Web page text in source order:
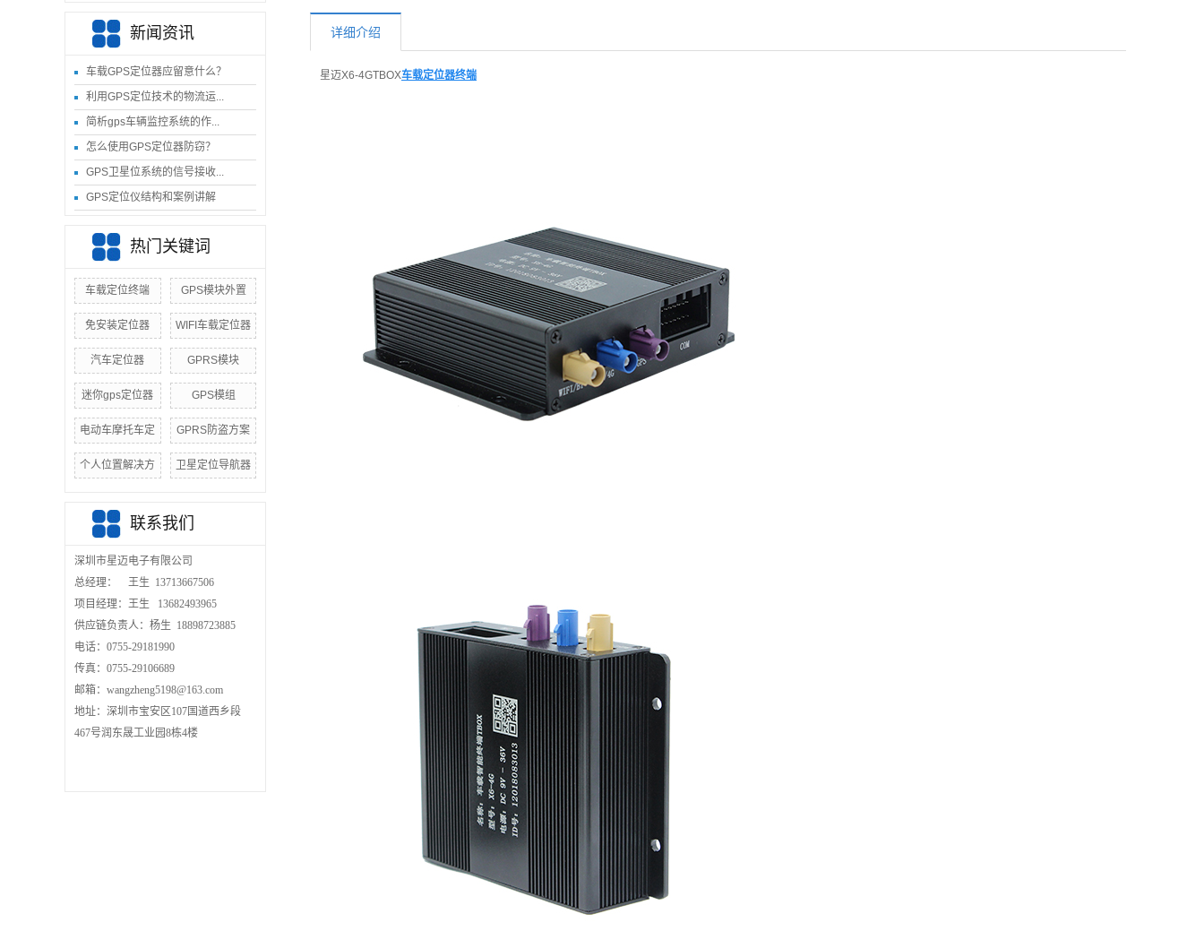
新闻资讯
车载GPS定位器应留意什么？
利用GPS定位技术的物流运...
简析gps车辆监控系统的作...
怎么使用GPS定位器防窃？
GPS卫星位系统的信号接收...
GPS定位仪结构和案例讲解
热门关键词
车载定位终端 GPS模块外置
免安装定位器 WIFI车载定位器
汽车定位器 GPRS模块
迷你gps定位器 GPS模组
电动车摩托车定 GPRS防盗方案
个人位置解决方 卫星定位导航器
联系我们
深圳市星迈电子有限公司
总经理： 王生 13713667506
项目经理：王生 13682493965
供应链负责人：杨生 18898723885
电话：0755-29181990
传真：0755-29106689
邮箱：wangzheng5198@163.com
地址：深圳市宝安区107国道西乡段
467号润东晟工业园8栋4楼
详细介绍
星迈X6-4GTBOX车载定位器终端